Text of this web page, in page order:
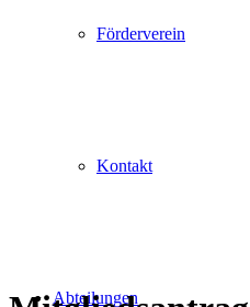
Förderverein
Kontakt
Abteilungen